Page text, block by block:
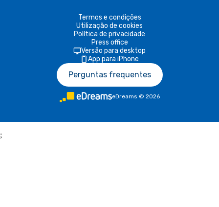
Termos e condições
Utilização de cookies
Política de privacidade
Press office
Versão para desktop
App para iPhone
Perguntas frequentes
eDreams © 2026
;